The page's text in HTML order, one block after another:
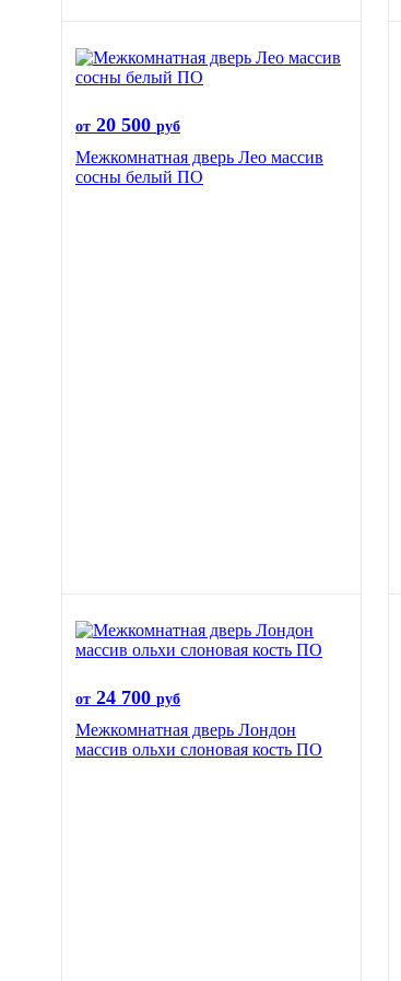
от 20 500 руб
Межкомнатная дверь Лео массив
сосны белый ПО
от 24 700 руб
Межкомнатная дверь Лондон
массив ольхи слоновая кость ПО